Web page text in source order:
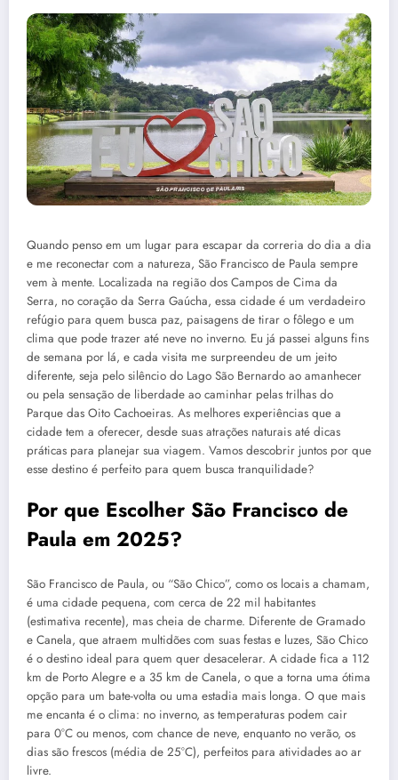
Quando penso em um lugar para escapar da correria do dia a dia
e me reconectar com a natureza, São Francisco de Paula sempre
vem à mente. Localizada na região dos Campos de Cima da
Serra, no coração da Serra Gaúcha, essa cidade é um verdadeiro
refúgio para quem busca paz, paisagens de tirar o fôlego e um
clima que pode trazer até neve no inverno. Eu já passei alguns fins
de semana por lá, e cada visita me surpreendeu de um jeito
diferente, seja pelo silêncio do Lago São Bernardo ao amanhecer
ou pela sensação de liberdade ao caminhar pelas trilhas do
Parque das Oito Cachoeiras. As melhores experiências que a
cidade tem a oferecer, desde suas atrações naturais até dicas
práticas para planejar sua viagem. Vamos descobrir juntos por que
esse destino é perfeito para quem busca tranquilidade?
Por que Escolher São Francisco de
Paula em 2025?
São Francisco de Paula, ou “São Chico”, como os locais a chamam,
é uma cidade pequena, com cerca de 22 mil habitantes
(estimativa recente), mas cheia de charme. Diferente de Gramado
e Canela, que atraem multidões com suas festas e luzes, São Chico
é o destino ideal para quem quer desacelerar. A cidade fica a 112
km de Porto Alegre e a 35 km de Canela, o que a torna uma ótima
opção para um bate-volta ou uma estadia mais longa. O que mais
me encanta é o clima: no inverno, as temperaturas podem cair
para 0°C ou menos, com chance de neve, enquanto no verão, os
dias são frescos (média de 25°C), perfeitos para atividades ao ar
livre.